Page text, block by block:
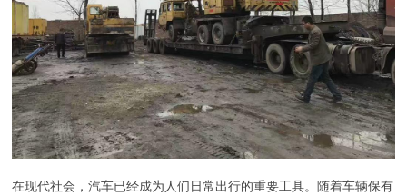
在现代社会，汽车已经成为人们日常出行的重要工具。随着车辆保有